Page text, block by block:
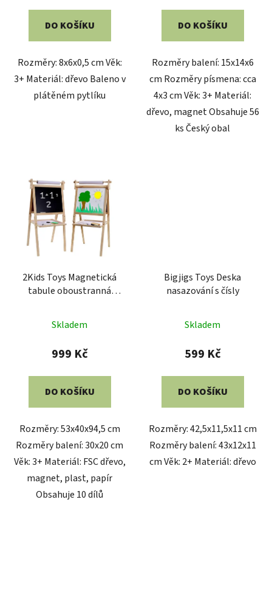
DO KOŠÍKU
Rozměry: 8x6x0,5 cm Věk:
3+ Materiál: dřevo Baleno v
plátěném pytlíku
DO KOŠÍKU
Rozměry balení: 15x14x6
cm Rozměry písmena: cca
4x3 cm Věk: 3+ Materiál:
dřevo, magnet Obsahuje 56
ks Český obal
2Kids Toys Magnetická
tabule oboustranná
Skladem
999 Kč
DO KOŠÍKU
Rozměry: 53x40x94,5 cm
Rozměry balení: 30x20 cm
Věk: 3+ Materiál: FSC dřevo,
magnet, plast, papír
Obsahuje 10 dílů
Bigjigs Toys Deska
nasazování s čísly
Skladem
599 Kč
DO KOŠÍKU
Rozměry: 42,5x11,5x11 cm
Rozměry balení: 43x12x11
cm Věk: 2+ Materiál: dřevo